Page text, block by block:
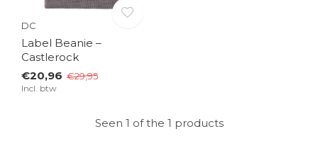
DC
Label Beanie –
Castlerock
€20,96 €29,95
Incl. btw
Seen 1 of the 1 products